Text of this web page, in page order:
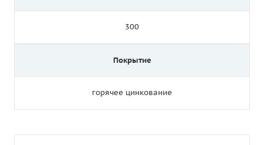
300
Покрытие
горячее цинкование